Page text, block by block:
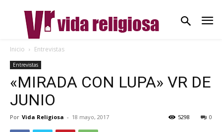
Inicio Entrevistas
Entrevistas
«MIRADA CON LUPA» VR DE
JUNIO
Por Vida Religiosa - 18 mayo, 2017 0
5298